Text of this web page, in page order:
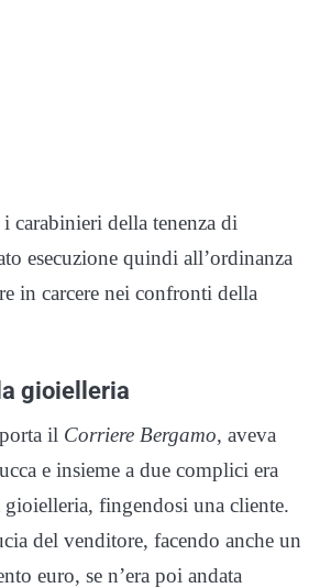
carabinieri della tenenza di
esecuzione quindi all’ordinanza
in carcere nei confronti della
gioielleria
il Corriere Bergamo, aveva
e insieme a due complici era
gioielleria, fingendosi una cliente.
del venditore, facendo anche un
euro, se n’era poi andata